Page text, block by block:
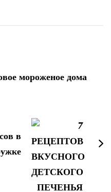
мороженое дома
в